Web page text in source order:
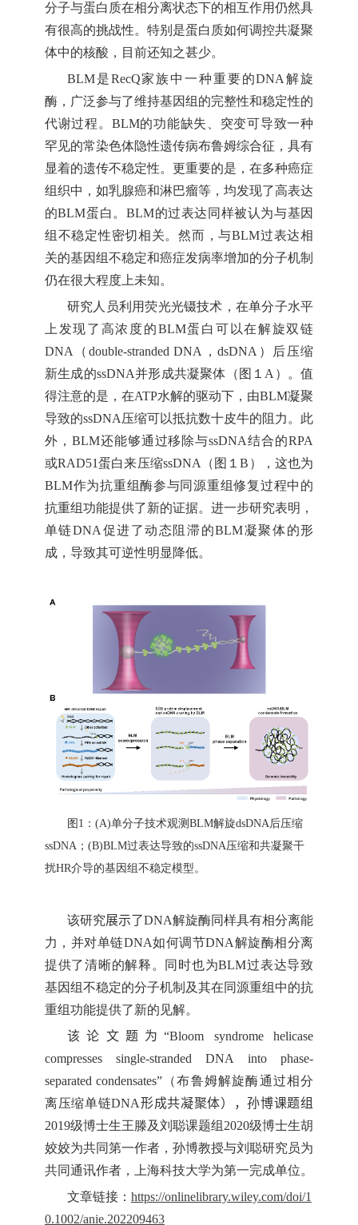
分子与蛋白质在相分离状态下的相互作用仍然具
有很高的挑战性。特别是蛋白质如何调控共凝聚
体中的核酸，目前还知之甚少。
BLM是RecQ家族中一种重要的DNA 解旋
酶，广泛参与了维持基因组的完整性和稳定性的
代谢过程。 BLM的功能缺失、突变可导致一种
罕见的常染色体隐性遗传病布鲁姆综合征，具有
显着的遗传不稳定性。更重要的是，在多种癌症
组织中，如乳腺癌和淋巴瘤等，均发现了高表达
的BLM蛋白。 BLM的过表达同样被认为与基因
组不稳定性密切相关。然而，与BLM过表达相
关的基因组不稳定和癌症发病率增加的分子机制
仍在很大程度上未知。
研究人员利用荧光光镊技术，在单分子水平
上发现了高浓度的BLM蛋白可以在解旋双链
DNA
（ double-stranded DNA ，dsDNA ）后压缩
新生成的ssDNA并形成共凝聚体（图１ A ）。值
得注意的是，在ATP水解的驱动下，由BLM凝聚
导致的ssDNA压缩可以抵抗数十皮牛的阻力。此
外， BLM还能够通过移除与ssDNA结合的RPA
或RAD51蛋白来压缩ssDNA （图１B ），这也为
BLM作为抗重组酶参与同源重组修复过程中的
抗重组功能提供了新的证据。进一步研究表明，
单链DNA 促进了动态阻滞的BLM凝聚体的形
成，导致其可逆性明显降低。
图 1 ： (A)单分子技术观测 BLM解旋dsDNA 后压缩
ssDNA ； (B)BLM过表达导致的ssDNA压缩和共凝聚干
扰HR介导的基因组不稳定模型。
该研究展示了DNA解旋酶同样具有相分离能
力，并对单链DNA如何调节DNA解旋酶相分离
提供了清晰的解释。同时也为BLM过表达导致
基因组不稳定的分子机制及其在同源重组中的抗
重组功能提供了新的见解。
该论文 题为“Bloom syndrome helicase
compresses single-stranded DNA into phase-
separated condensates” （布鲁姆解旋酶通过相分
离压缩单链DNA形成共凝聚体）
，孙博课题组
2019级博士生王滕及刘聪课题组 2020级博士生胡
姣姣为共同第一作者，孙博教授与刘聪研究员为
共同通讯作者，上海科技大学为第一完成单位。
文章链接： https://onlinelibrary.wiley.com/doi/1
0.1002/anie.202209463